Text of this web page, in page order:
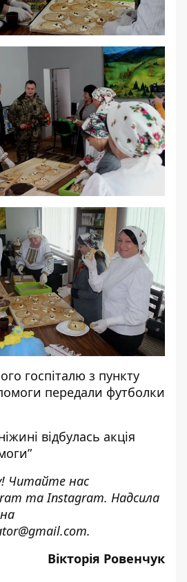
госпіталю з пункту
передали футболки
відбулась акція
Читайте нас
таInstagram. Надсила
.
Вікторія Ровенчук